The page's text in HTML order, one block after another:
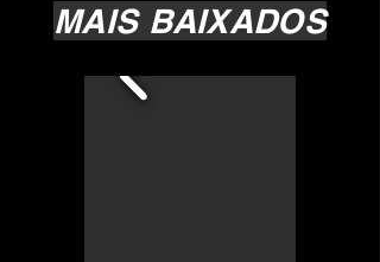
MAIS BAIXADOS